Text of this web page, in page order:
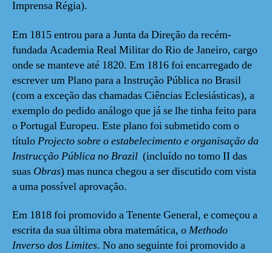
Imprensa Régia).
Em 1815 entrou para a Junta da Direção da recém-
fundada Academia Real Militar do Rio de Janeiro, cargo
onde se manteve até 1820. Em 1816 foi encarregado de
escrever um Plano para a Instrução Pública no Brasil
(com a exceção das chamadas Ciências Eclesiásticas), a
exemplo do pedido análogo que já se lhe tinha feito para
o Portugal Europeu. Este plano foi submetido com o
títuloProjecto sobre o estabelecimento e organisação da
Instrucção Pública no Brazil (incluído no tomo II das
suas Obras) mas nunca chegou a ser discutido com vista
a uma possível aprovação.
Em 1818 foi promovido a Tenente General, e começou a
escrita da sua última obra matemática, oMethodo
Inverso dos Limites. No ano seguinte foi promovido a